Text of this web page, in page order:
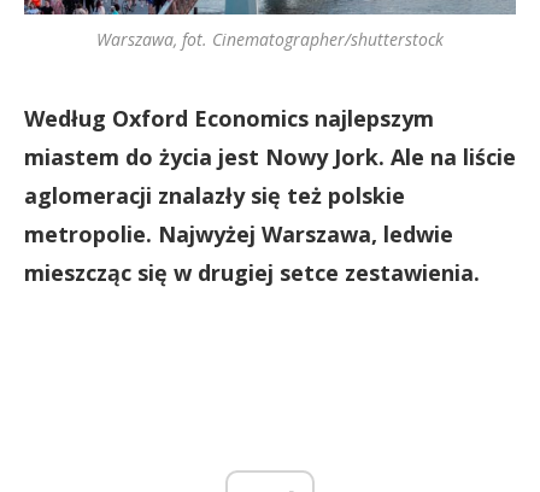
Warszawa, fot. Cinematographer/shutterstock
Według Oxford Economics najlepszym
miastem do życia jest Nowy Jork. Ale na liście
aglomeracji znalazły się też polskie
metropolie. Najwyżej Warszawa, ledwie
mieszcząc się w drugiej setce zestawienia.